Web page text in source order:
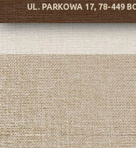
UL. PARKOWA 17, 78-449